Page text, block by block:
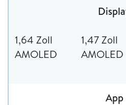
1,64 Zoll
AMOLED
1,47 Zoll
AMOLED
App